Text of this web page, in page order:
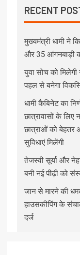
RECENT
मुख्यमंत्री धामी ने
और 35 आंगनबाड़ी
युवा सोच को मिलेगी
पहल से बनेगा
धामी कैबिनेट का
छात्रावासों के लिए
छात्राओं को बेहतर
सुविधाएं मिलेंगी
तेजस्वी सूर्या और
बनी नई पीढ़ी को
जान से मारने की
हाउसकीपिंग के
दर्ज